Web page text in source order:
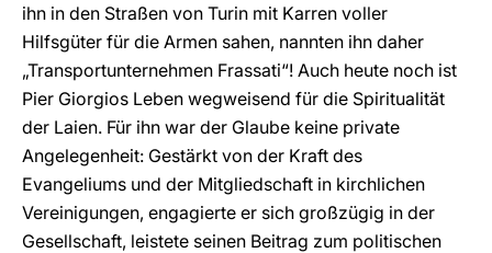
ihn in den Straßen von Turin mit Karren voller
Hilfsgüter für die Armen sahen, nannten ihn daher
„Transportunternehmen Frassati“! Auch heute noch ist
Pier Giorgios Leben wegweisend für die Spiritualität
der Laien. Für ihn war der Glaube keine private
Angelegenheit: Gestärkt von der Kraft des
Evangeliums und der Mitgliedschaft in kirchlichen
Vereinigungen, engagierte er sich großzügig in der
Gesellschaft, leistete seinen Beitrag zum politischen